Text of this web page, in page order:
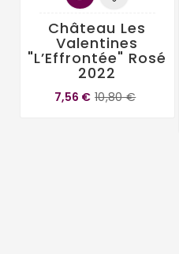
Château Les
Valentines
"L’Effrontée" Rosé
2022
7,56 € 10,80 €